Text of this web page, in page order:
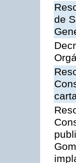
de